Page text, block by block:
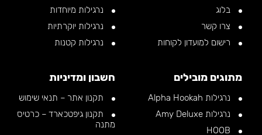
בלוג
צרו קשר
רישום למועדון לקוחות
נרגילות מיוחדות
נרגילות יוקרתיות
נרגילות קטנות
מתוגים מובילים
נרגילות Alpha Hookah
נרגילות Amy Deluxe
חשבון ומדיניות
תקנון אתר – תנאי שימוש
תקנון גיפטכארד – כרטיס
מתנה